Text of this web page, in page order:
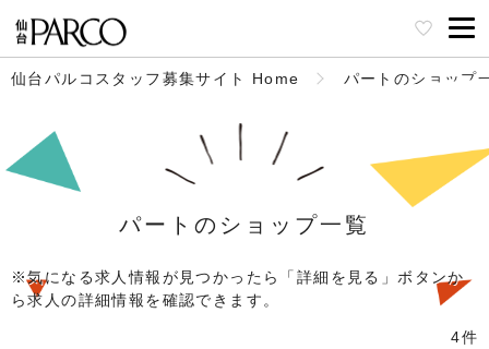
仙台パルコスタッフ募集サイト Home パートのショップ
パートのショップ一覧
※気になる求人情報が見つかったら「詳細を見る」ボタンか
ら求人の詳細情報を確認できます。
4件